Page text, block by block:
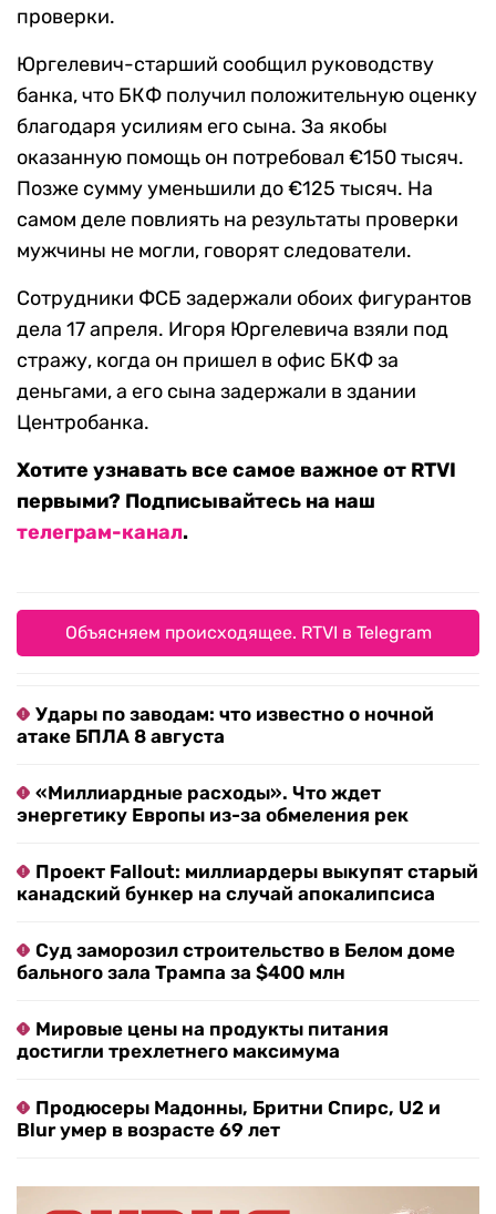
проверки.
Юргелевич-старший сообщил руководству
банка, что БКФ получил положительную оценку
благодаря усилиям его сына. За якобы
оказанную помощь он потребовал €150 тысяч.
Позже сумму уменьшили до €125 тысяч. На
самом деле повлиять на результаты проверки
мужчины не могли, говорят следователи.
Сотрудники ФСБ задержали обоих фигурантов
дела 17 апреля. Игоря Юргелевича взяли под
стражу, когда он пришел в офис БКФ за
деньгами, а его сына задержали в здании
Центробанка.
Хотите узнавать все самое важное от RTVI
первыми? Подписывайтесь на наш
телеграм-канал.
Объясняем происходящее. RTVI в Telegram
Удары по заводам: что известно о ночной
атаке БПЛА 8 августа
«Миллиардные расходы». Что ждет
энергетику Европы из-за обмеления рек
Проект Fallout: миллиардеры выкупят старый
канадский бункер на случай апокалипсиса
Суд заморозил строительство в Белом доме
бального зала Трампа за $400 млн
Мировые цены на продукты питания
достигли трехлетнего максимума
Продюсеры Мадонны, Бритни Спирс, U2 и
Blur умер в возрасте 69 лет